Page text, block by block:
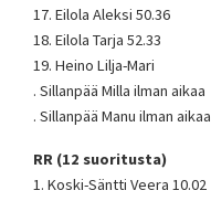
17. Eilola Aleksi 50.36
18. Eilola Tarja 52.33
19. Heino Lilja-Mari
. Sillanpää Milla ilman aikaa
. Sillanpää Manu ilman aikaa
RR (12 suoritusta)
1. Koski-Säntti Veera 10.02